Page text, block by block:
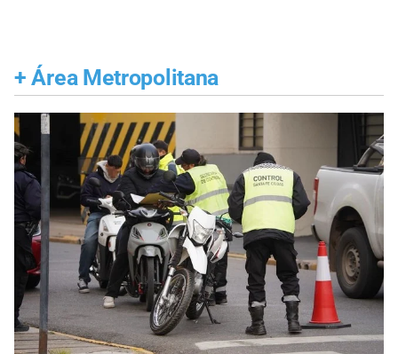
+ Área Metropolitana